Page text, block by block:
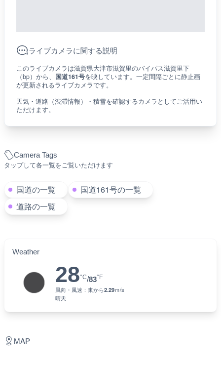
Camera Tags
タップして各一覧をご覧いただけます
国道の一覧
国道161号の一覧
道路の一覧
Weather
28°C/83°F
風向・風速： 東から2.29ｍ/s
晴天
ライブカメラに関する説明
このライブカメラは滋賀県大津市滋賀里のバイパス滋賀里下
（bp）から、 国道161号を映しています。一定間隔ごとに静止画
が更新されるライブカメラです。
天気・道路（渋滞情報）・積雪を確認するカメラとしてご活用い
ただけます。
MAP